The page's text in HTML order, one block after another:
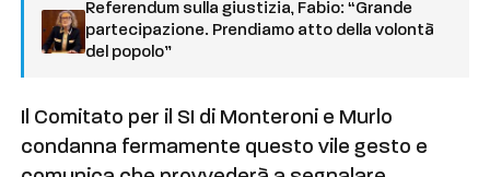
Referendum sulla giustizia, Fabio: “Grande
partecipazione. Prendiamo atto della volontà
del popolo”
Il Comitato per il SI di Monteroni e Murlo
condanna fermamente questo vile gesto e